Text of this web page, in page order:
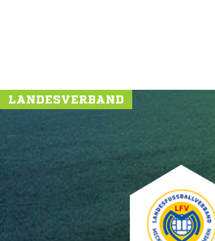
LANDESVERBAND